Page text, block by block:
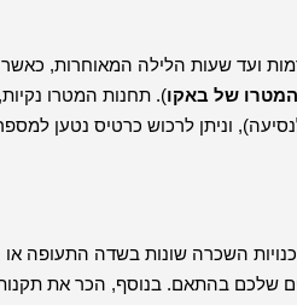
ועד שעות הלילה המאוחרות, כאשר
של באקו). תחנות המטרו נקיות,
ונגישות בקלות, הן מהוות אטרקציה בפני עצמה. התעריפים נוחים (כ-1 ש"ח לנסיעה), וניתן לרכוש כרטיס נטען
השכרה שונות בשדה התעופה או
שלכם בהתאם. בנוסף, הכר את